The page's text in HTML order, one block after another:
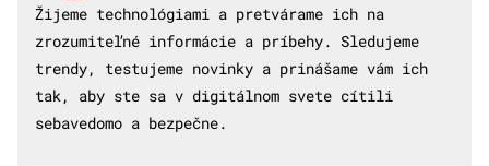
Žijeme technológiami a pretvárame ich na
zrozumiteľné informácie a príbehy. Sledujeme
trendy, testujeme novinky a prinášame vám ich
tak, aby ste sa v digitálnom svete cítili
sebavedomo a bezpečne.